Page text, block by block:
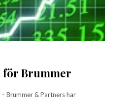
för Brummer
Brummer & Partners har